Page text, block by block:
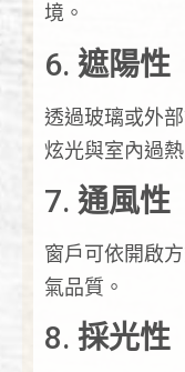
境。
6. 遮陽性
透過玻璃或外
炫光與室內過熱
7. 通風性
窗戶可依開啟
氣品質。
8. 採光性